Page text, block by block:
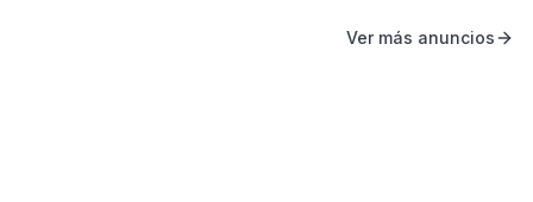
Ver más anuncios